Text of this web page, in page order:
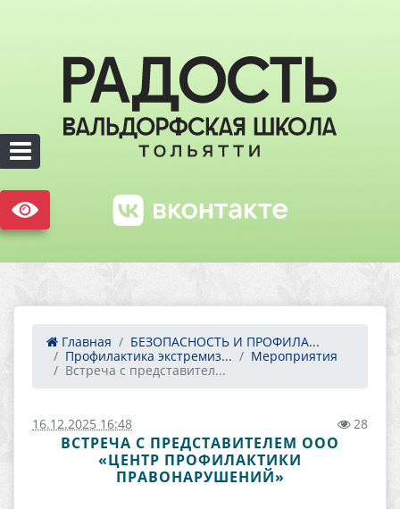
Главная
БЕЗОПАСНОСТЬ И ПРОФИЛА...
Профилактика экстремиз...
Мероприятия
Встреча с представител...
16.12.2025 16:48 28
ВСТРЕЧА С ПРЕДСТАВИТЕЛЕМ ООО
«ЦЕНТР ПРОФИЛАКТИКИ
ПРАВОНАРУШЕНИЙ»